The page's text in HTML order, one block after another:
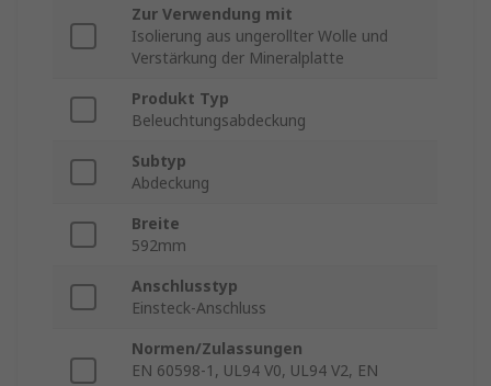
Zur Verwendung mit
Isolierung aus ungerollter Wolle und
Verstärkung der Mineralplatte
Produkt Typ
Beleuchtungsabdeckung
Subtyp
Abdeckung
Breite
592mm
Anschlusstyp
Einsteck-Anschluss
Normen/Zulassungen
EN 60598-1, UL94 V0, UL94 V2, EN